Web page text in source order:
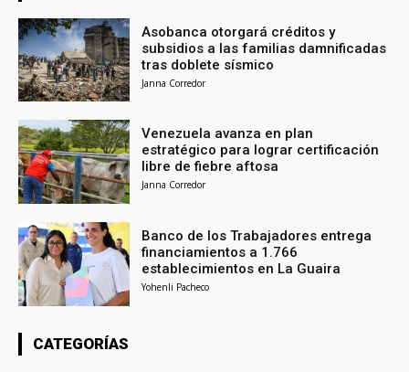
Asobanca otorgará créditos y
subsidios a las familias damnificadas
tras doblete sísmico
Janna Corredor
Venezuela avanza en plan
estratégico para lograr certificación
libre de fiebre aftosa
Janna Corredor
Banco de los Trabajadores entrega
financiamientos a 1.766
establecimientos en La Guaira
Yohenli Pacheco
CATEGORÍAS